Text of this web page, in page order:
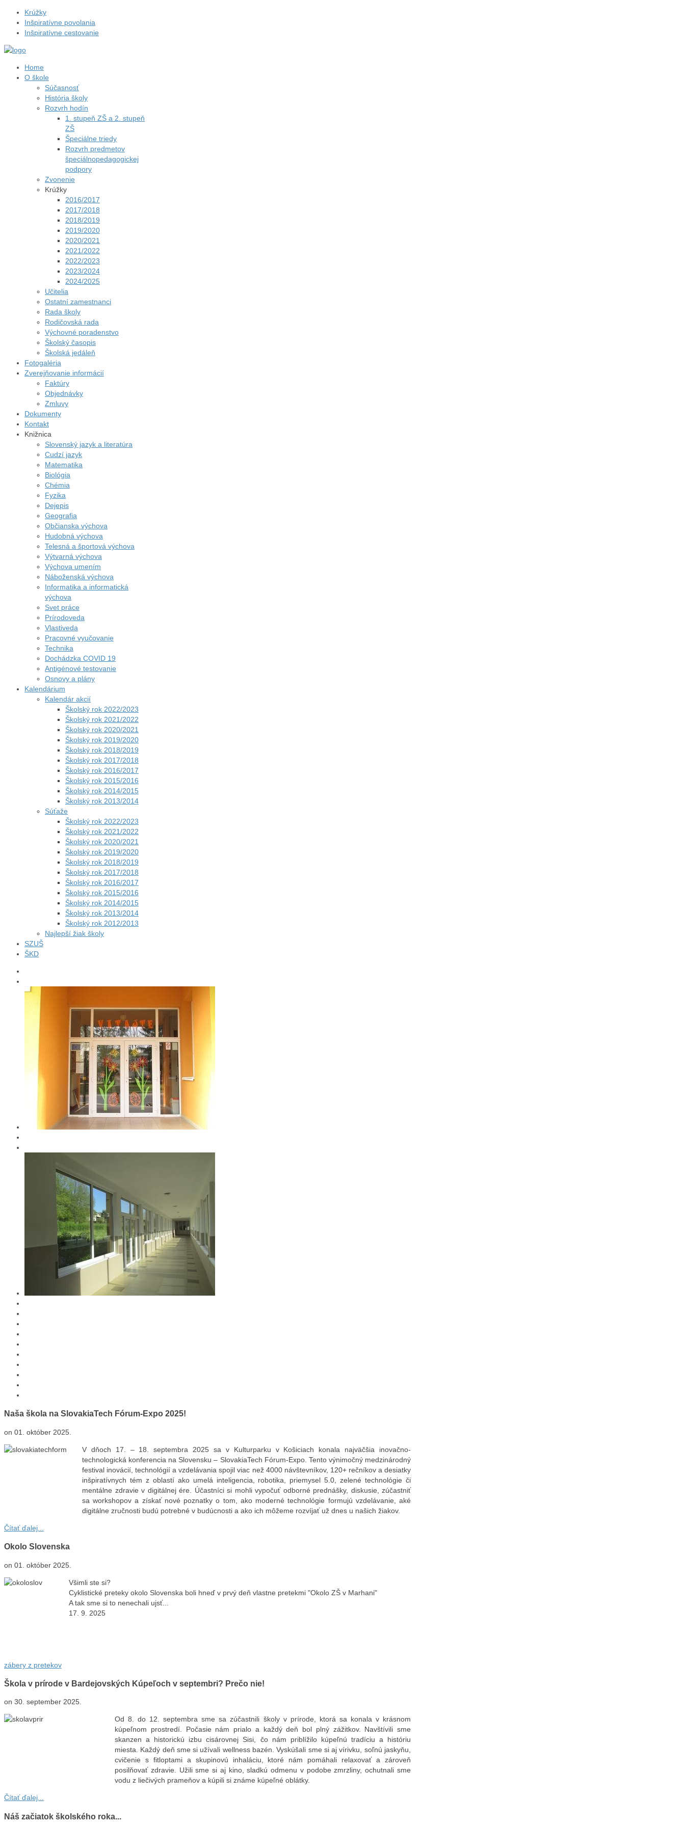
Krúžky
Inšpiratívne povolania
Inšpiratívne cestovanie
Home
O škole
Súčasnosť
História školy
Rozvrh hodín
1. stupeň ZŠ a 2. stupeň
ZŠ
Špeciálne triedy
Rozvrh predmetov
špeciálnopedagogickej
podpory
Zvonenie
Krúžky
2016/2017
2017/2018
2018/2019
2019/2020
2020/2021
2021/2022
2022/2023
2023/2024
2024/2025
Učitelia
Ostatní zamestnanci
Rada školy
Rodičovská rada
Výchovné poradenstvo
Školský časopis
Školská jedáleň
Fotogaléria
Zverejňovanie informácií
Faktúry
Objednávky
Zmluvy
Dokumenty
Kontakt
Knižnica
Slovenský jazyk a literatúra
Cudzí jazyk
Matematika
Biológia
Chémia
Fyzika
Dejepis
Geografia
Občianska výchova
Hudobná výchova
Telesná a športová výchova
Výtvarná výchova
Výchova umením
Náboženská výchova
Informatika a informatická
výchova
Svet práce
Prírodoveda
Vlastiveda
Pracovné vyučovanie
Technika
Dochádzka COVID 19
Antigénové testovanie
Osnovy a plány
Kalendárium
Kalendár akcií
Školský rok 2022/2023
Školský rok 2021/2022
Školský rok 2020/2021
Školský rok 2019/2020
Školský rok 2018/2019
Školský rok 2017/2018
Školský rok 2016/2017
Školský rok 2015/2016
Školský rok 2014/2015
Školský rok 2013/2014
Súťaže
Školský rok 2022/2023
Školský rok 2021/2022
Školský rok 2020/2021
Školský rok 2019/2020
Školský rok 2018/2019
Školský rok 2017/2018
Školský rok 2016/2017
Školský rok 2015/2016
Školský rok 2014/2015
Školský rok 2013/2014
Školský rok 2012/2013
Najlepší žiak školy
SZUŠ
ŠKD
Naša škola na SlovakiaTech Fórum-Expo 2025!
on 01. október 2025
V dňoch 17. – 18. septembra 2025 sa v Kulturparku v Košiciach konala najväčšia inovačno-
technologická konferencia na Slovensku – SlovakiaTech Fórum-Expo. Tento výnimočný medzinárodný
festival inovácií, technológií a vzdelávania spojil viac než 4000 návštevníkov, 120+ rečníkov a desiatky
inšpiratívnych tém z oblastí ako umelá inteligencia, robotika, priemysel 5.0, zelené technológie či
mentálne zdravie v digitálnej ére. Účastníci si mohli vypočuť odborné prednášky, diskusie, zúčastniť
sa workshopov a získať nové poznatky o tom, ako moderné technológie formujú vzdelávanie, aké
digitálne zručnosti budú potrebné v budúcnosti a ako ich môžeme rozvíjať už dnes u našich žiakov.
Čítať ďalej...
Okolo Slovenska
on 01. október 2025
Všimli ste si?
Cyklistické preteky okolo Slovenska boli hneď v prvý deň vlastne pretekmi "Okolo ZŠ v Marhani"
A tak sme si to nenechali ujsť...
17. 9. 2025
zábery z pretekov
Škola v prírode v Bardejovských Kúpeľoch v septembri? Prečo nie!
on 30. september 2025.
Od 8. do 12. septembra sme sa zúčastnili školy v prírode, ktorá sa konala v krásnom
kúpeľnom prostredí. Počasie nám prialo a každý deň bol plný zážitkov. Navštívili sme
skanzen a historickú izbu cisárovnej Sisi, čo nám priblížilo kúpeľnú tradíciu a históriu
miesta. Každý deň sme si užívali wellness bazén. Vyskúšali sme si aj vírivku, soľnú jaskyňu,
cvičenie s fitloptami a skupinovú inhaláciu, ktoré nám pomáhali relaxovať a zároveň
posilňovať zdravie. Užili sme si aj kino, sladkú odmenu v podobe zmrzliny, ochutnali sme
vodu z liečivých prameňov a kúpili si známe kúpeľné oblátky.
Čítať ďalej...
Náš začiatok školského roka...